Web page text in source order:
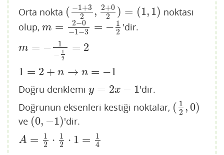
Orta nokta ( −1+3
2
, 2+0
2
) = (1,1)
(−1+32,2 +02) = 1,1 )
noktası
olup, m = 2−0
−1−3 = − 1
2
m= 2− 0−1−3 =−1 2 'dir.
m = −
1
− 1
2
= 2
m= −1 −12=2
1 = 2 + n → n = −1
1 =2+ n →n=−1
Doğru denklemi y = 2x − 1
y=2x −1
'dir.
Doğrunun eksenleri kestiği noktalar, ( 1
2 ,0)
(12,0)
ve (0, −1)
(0,− 1) 'dir.
A =
1
2
⋅
1
2
⋅ 1 =
1
4
A= 12 12 ⋅ 1= 14